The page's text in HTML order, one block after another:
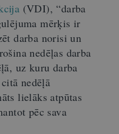
(VDI), “darba
mērķis ir
darba norisi un
nedēļas darba
uz kuru darba
nedēļā
lielāks atpūtas
pēc sava